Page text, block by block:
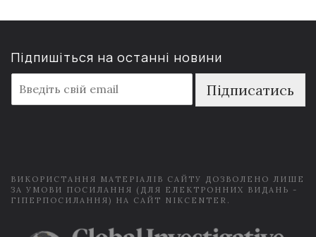
Підпишіться на останні новини
m
a
Підписатись
ВИКОРИСТАННЯ МАТЕРІАЛІВ САЙТУ ДОЗВОЛЕНО ЛИШЕ
ЗА УМОВИ ПОСИЛАННЯ (ДЛЯ ЕЛЕКТРОННИХ ВИДАНЬ -
ГІПЕРПОСИЛАННЯ) НА САЙТ NIKCENTER.